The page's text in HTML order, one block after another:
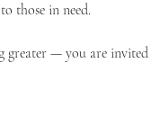
those in need.
greater — you are invited